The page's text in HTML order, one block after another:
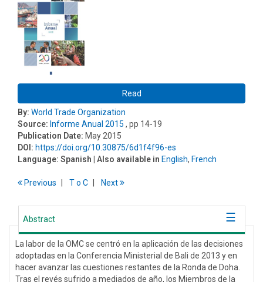
Read
By: World Trade Organization
Source: Informe Anual 2015 , pp 14-19
Publication Date: May 2015
DOI: https://doi.org/10.30875/6d1f4f96-es
Language: Spanish | Also available in English, French
Previous To C Next
Abstract
La labor de la OMC se centró en la aplicación de las decisiones
adoptadas en la Conferencia Ministerial de Bali de 2013 y en
hacer avanzar las cuestiones restantes de la Ronda de Doha.
Tras el revés sufrido a mediados de año, los Miembros de la